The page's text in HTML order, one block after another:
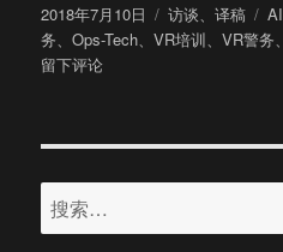
发
布
于
2018年7月10日
分
类
访谈、译稿
标
签
AI
务、Ops-Tech、VR培训、VR警务、
留下评论
搜
索：